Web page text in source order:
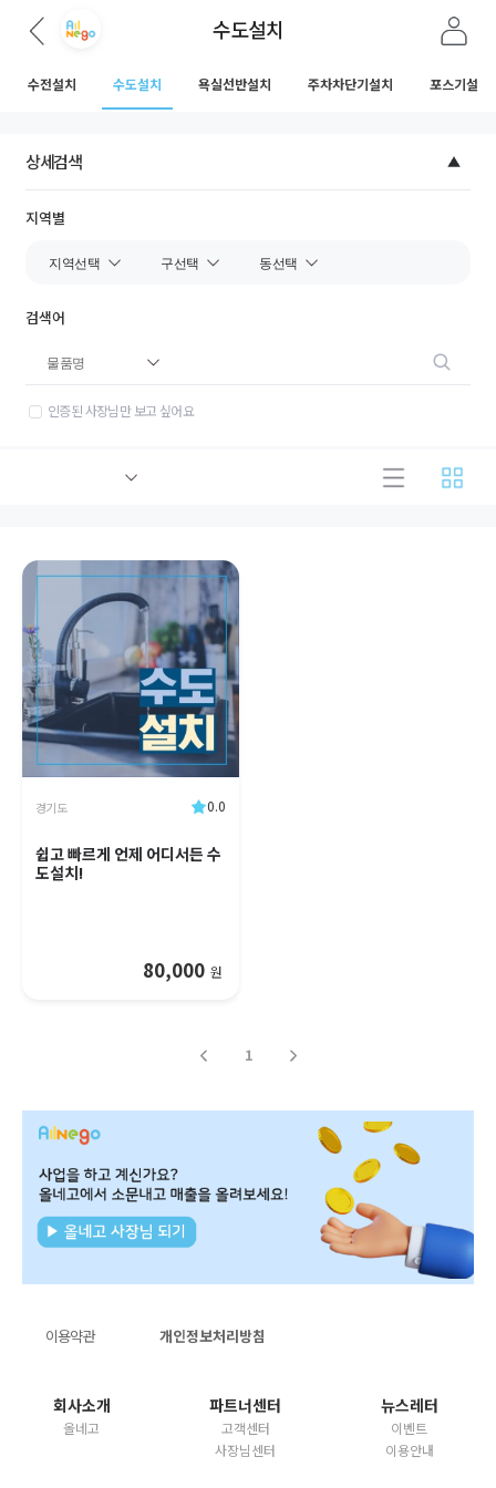
수도설치
수전설치 수도설치 욕실선반설치 주차차단기설치 포스기설치
상세검색
지역별
검색어
인증된 사장님만 보고 싶어요
0.0
경기도
쉽고 빠르게 언제 어디서든 수
도설치!
80,000 원
1
이용약관 개인정보처리방침
회사소개
올네고
파트너센터
고객센터
사장님센터
뉴스레터
이벤트
이용안내